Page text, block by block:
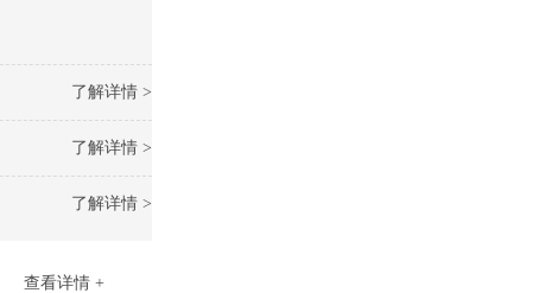
了解详情 >
了解详情 >
了解详情 >
查看详情 +